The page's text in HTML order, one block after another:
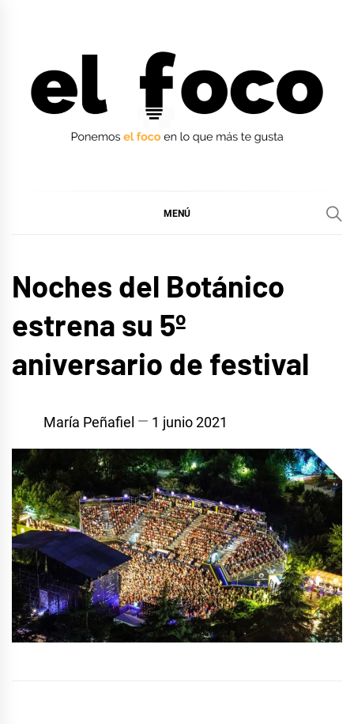
MENÚ
Noches del Botánico
estrena su 5º
aniversario de festival
María Peñafiel 1 junio 2021